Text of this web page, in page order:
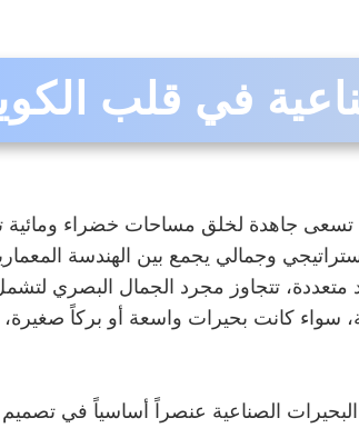
في قلب
تسعى جاهدة لخلق مساحات خضراء
وجمالي يجمع بين الهندسة
تتجاوز مجرد الجمال البصري
سواء كانت بحيرات واسعة أو بركاً
الصناعية عنصراً أساسياً في تصميم